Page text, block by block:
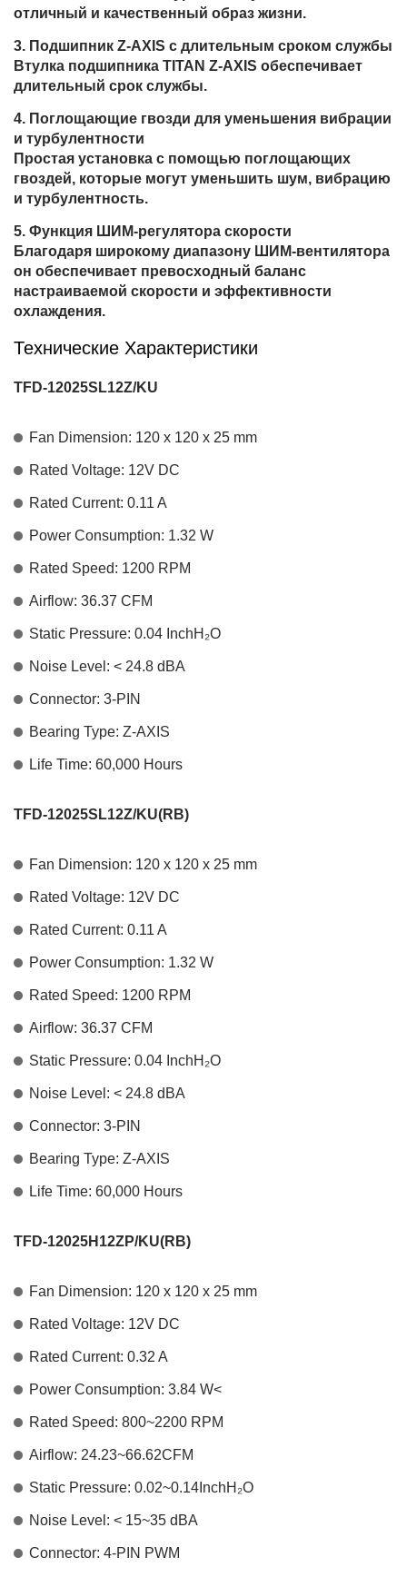
отличный и качественный образ жизни.
Подшипник Z-AXIS с длительным сроком службы
Втулка подшипника TITAN Z-AXIS обеспечивает
длительный срок службы.
Поглощающие гвозди для уменьшения вибрации
и турбулентности
Простая установка с помощью поглощающих
гвоздей, которые могут уменьшить шум, вибрацию
и турбулентность.
Функция ШИМ-регулятора скорости
Благодаря широкому диапазону ШИМ-вентилятора
он обеспечивает превосходный баланс
настраиваемой скорости и эффективности
охлаждения.
Технические Характеристики
TFD-12025SL12Z/KU
Fan Dimension: 120 x 120 x 25 mm
Rated Voltage: 12V DC
Rated Current: 0.11 A
Power Consumption: 1.32 W
Rated Speed: 1200 RPM
Airflow: 36.37 CFM
Static Pressure: 0.04 InchH ₂O
Noise Level: < 24.8 dBA
Connector: 3-PIN
Bearing Type: Z-AXIS
Life Time: 60,000 Hours
TFD-12025SL12Z/KU(RB)
Fan Dimension: 120 x 120 x 25 mm
Rated Voltage: 12V DC
Rated Current: 0.11 A
Power Consumption: 1.32 W
Rated Speed: 1200 RPM
Airflow: 36.37 CFM
Static Pressure: 0.04 InchH ₂O
Noise Level: < 24.8 dBA
Connector: 3-PIN
Bearing Type: Z-AXIS
Life Time: 60,000 Hours
TFD-12025H12ZP/KU(RB)
Fan Dimension: 120 x 120 x 25 mm
Rated Voltage: 12V DC
Rated Current: 0.32 A
Power Consumption: 3.84 W<
Rated Speed: 800~2200 RPM
Airflow: 24.23~66.62CFM
Static Pressure: 0.02~0.14InchH ₂O
Noise Level: < 15~35 dBA
Connector: 4-PIN PWM